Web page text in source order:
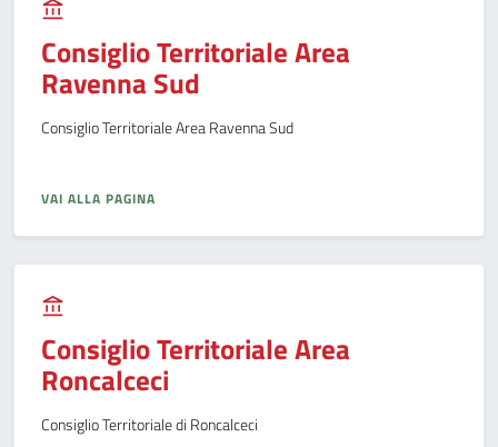
Consiglio Territoriale Area
Ravenna Sud
Consiglio Territoriale Area Ravenna Sud
VAI ALLA PAGINA
Consiglio Territoriale Area
Roncalceci
Consiglio Territoriale di Roncalceci